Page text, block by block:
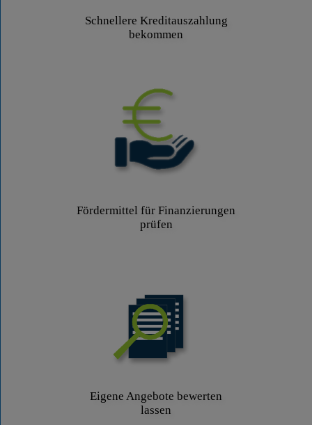
Schnellere Kreditauszahlung
bekommen
Fördermittel für Finanzierungen
prüfen
Eigene Angebote bewerten
lassen